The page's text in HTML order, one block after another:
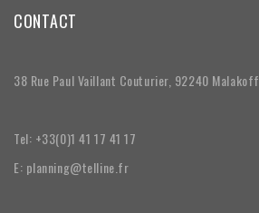
CONTACT
38 Rue Paul Vaillant Couturier, 92240 Malakoff
Tel: +33(0)1 41 17 41 17
E: planning@telline.fr